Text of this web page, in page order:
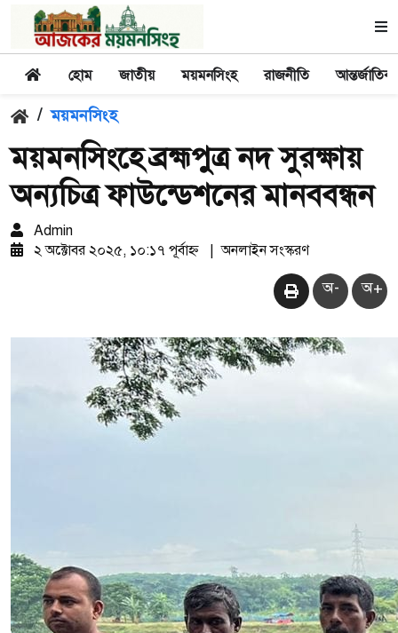
হোম জাতীয় ময়মনসিংহ রাজনীতি আন্তর্জাতিক
/ ময়মনসিংহ
ময়মনসিংহে ব্রহ্মপুত্র নদ সুরক্ষায়
অন্যচিত্র ফাউন্ডেশনের মানববন্ধন
Admin
২ অক্টোবর ২০২৫, ১০:১৭ পূর্বাহ্ন
অনলাইন সংস্করণ
অ- অ+